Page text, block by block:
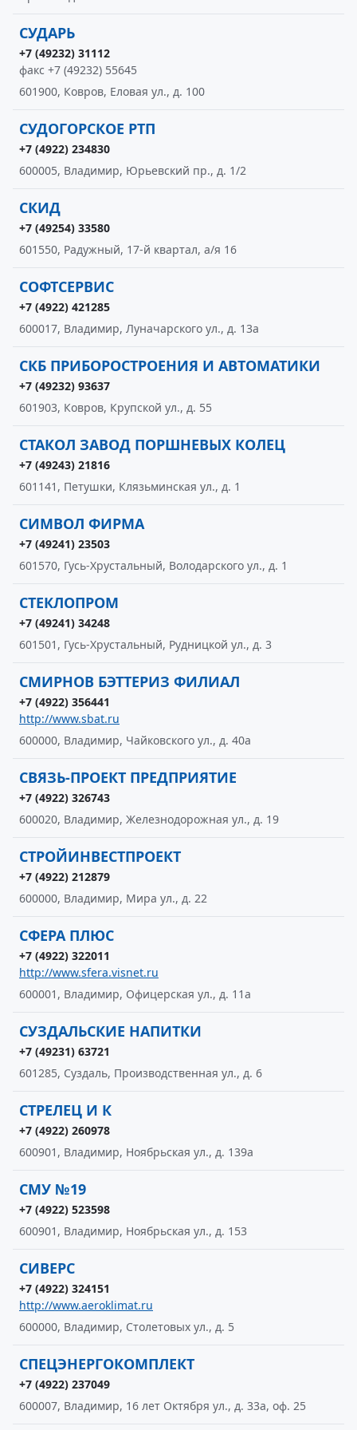
СУДАРЬ
+7 (49232) 31112
факс +7 (49232) 55645
601900, Ковров, Еловая ул., д. 100
СУДОГОРСКОЕ РТП
+7 (4922) 234830
600005, Владимир, Юрьевский пр., д. 1/2
СКИД
+7 (49254) 33580
601550, Радужный, 17-й квартал, а/я 16
СОФТСЕРВИС
+7 (4922) 421285
600017, Владимир, Луначарского ул., д. 13а
СКБ ПРИБОРОСТРОЕНИЯ И АВТОМАТИКИ
+7 (49232) 93637
601903, Ковров, Крупской ул., д. 55
СТАКОЛ ЗАВОД ПОРШНЕВЫХ КОЛЕЦ
+7 (49243) 21816
601141, Петушки, Клязьминская ул., д. 1
СИМВОЛ ФИРМА
+7 (49241) 23503
601570, Гусь-Хрустальный, Володарского ул., д. 1
СТЕКЛОПРОМ
+7 (49241) 34248
601501, Гусь-Хрустальный, Рудницкой ул., д. 3
СМИРНОВ БЭТТЕРИЗ ФИЛИАЛ
+7 (4922) 356441
http://www.sbat.ru
600000, Владимир, Чайковского ул., д. 40а
СВЯЗЬ-ПРОЕКТ ПРЕДПРИЯТИЕ
+7 (4922) 326743
600020, Владимир, Железнодорожная ул., д. 19
СТРОЙИНВЕСТПРОЕКТ
+7 (4922) 212879
600000, Владимир, Мира ул., д. 22
СФЕРА ПЛЮС
+7 (4922) 322011
http://www.sfera.visnet.ru
600001, Владимир, Офицерская ул., д. 11а
СУЗДАЛЬСКИЕ НАПИТКИ
+7 (49231) 63721
601285, Суздаль, Производственная ул., д. 6
СТРЕЛЕЦ И К
+7 (4922) 260978
600901, Владимир, Ноябрьская ул., д. 139а
СМУ №19
+7 (4922) 523598
600901, Владимир, Ноябрьская ул., д. 153
СИВЕРС
+7 (4922) 324151
http://www.aeroklimat.ru
600000, Владимир, Столетовых ул., д. 5
СПЕЦЭНЕРГОКОМПЛЕКТ
+7 (4922) 237049
600007, Владимир, 16 лет Октября ул., д. 33а, оф. 25